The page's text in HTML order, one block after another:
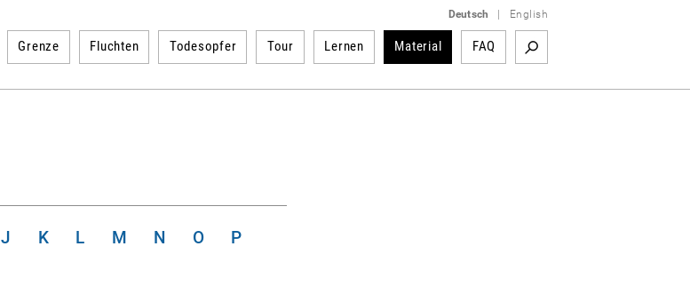
Deutsch English
Grenze Fluchten Todesopfer Tour Lernen Material FAQ
J K L M N O
P